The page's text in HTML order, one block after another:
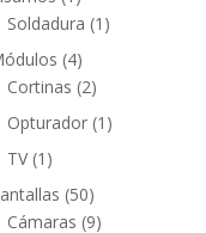
producto
Soldadura 1 1
44
productos
Cortinas 22
productos
Opturador 1 1
TV 1 1
producto
5050
productos
Cámaras 99